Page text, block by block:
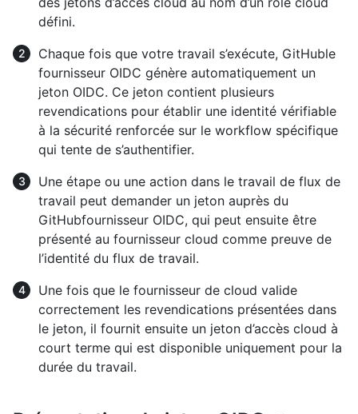
défini.
Chaque fois que votre travail s’exécute, GitHuble
fournisseur OIDC génère automatiquement un
jeton OIDC. Ce jeton contient plusieurs
revendications pour établir une identité vérifiable
à la sécurité renforcée sur le workflow spécifique
qui tente de s’authentifier.
Une étape ou une action dans le travail de flux de
travail peut demander un jeton auprès du
GitHubfournisseur OIDC, qui peut ensuite être
présenté au fournisseur cloud comme preuve de
l’identité du flux de travail.
Une fois que le fournisseur de cloud valide
correctement les revendications présentées dans
le jeton, il fournit ensuite un jeton d’accès cloud à
court terme qui est disponible uniquement pour la
durée du travail.